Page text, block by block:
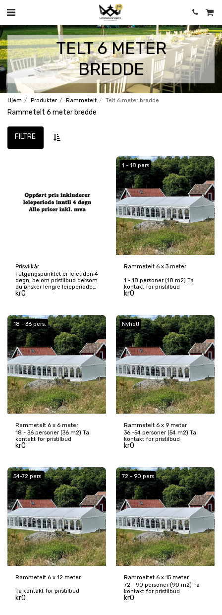
TELT 6 METER
BREDDE
Hjem Produkter Rammetelt Telt 6 meter bredde
Rammetelt 6 meter bredde
FILTRE
Prisvilkår
I utgangspunktet er leietiden 4
døgn, be om pristilbud dersom
du ønsker lengre leieperiode
enn dette.
kr0
1 - 18 pers
Rammetelt 6 x 3 meter
1 - 18 personer (18 m2) Ta
kontakt for pristilbud
kr0
18 - 36 pers.
Rammetelt 6 x 6 meter
18 - 36 personer (36 m2) Ta
kontakt for pristilbud
kr0
Nyhet!
Rammetelt 6 x 9 meter
36 -54 personer (54 m2) Ta
kontakt for pristilbud
kr0
54-72 pers.
Rammetelt 6 x 12 meter
Ta kontakt for pristilbud
kr0
72 - 90 pers
Rammeltet 6 x 15 meter
72 - 90 personer (90 m2) Ta
kontakt for pristilbud
kr0